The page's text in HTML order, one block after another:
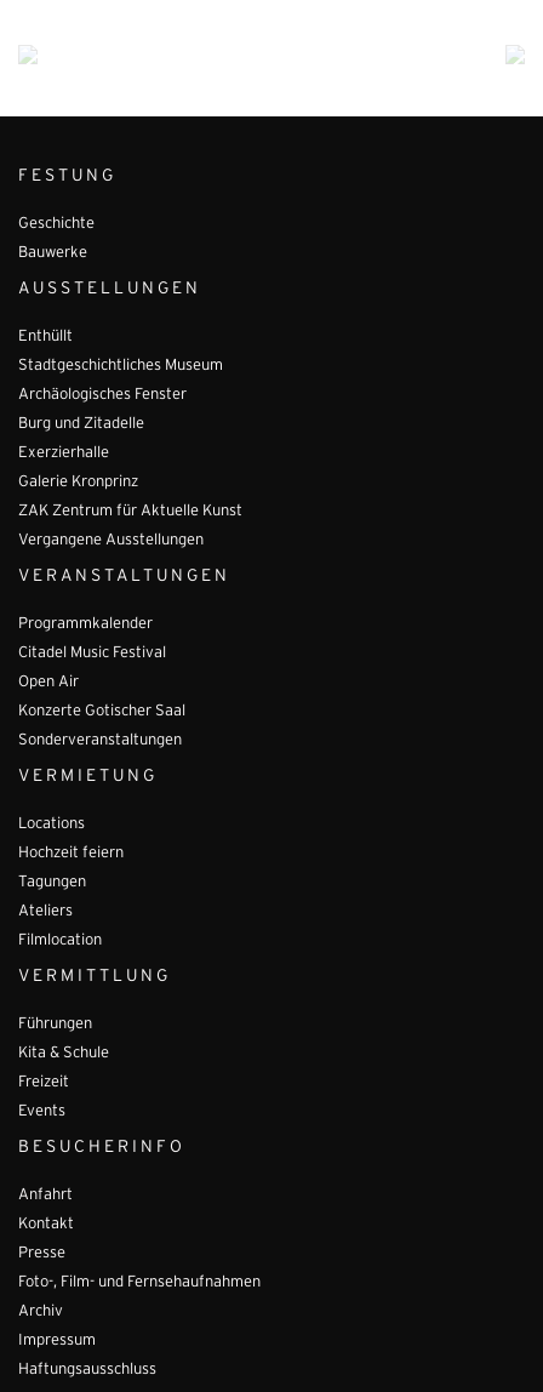
FESTUNG
Geschichte
Bauwerke
AUSSTELLUNGEN
Enthüllt
Stadtgeschichtliches Museum
Archäologisches Fenster
Burg und Zitadelle
Exerzierhalle
Galerie Kronprinz
ZAK Zentrum für Aktuelle Kunst
Vergangene Ausstellungen
VERANSTALTUNGEN
Programmkalender
Citadel Music Festival
Open Air
Konzerte Gotischer Saal
Sonderveranstaltungen
VERMIETUNG
Locations
Hochzeit feiern
Tagungen
Ateliers
Filmlocation
VERMITTLUNG
Führungen
Kita & Schule
Freizeit
Events
BESUCHERINFO
Anfahrt
Kontakt
Presse
Foto-, Film- und Fernsehaufnahmen
Archiv
Impressum
Haftungsausschluss